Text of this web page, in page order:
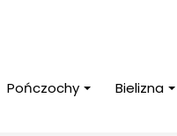
Pończochy Bielizna